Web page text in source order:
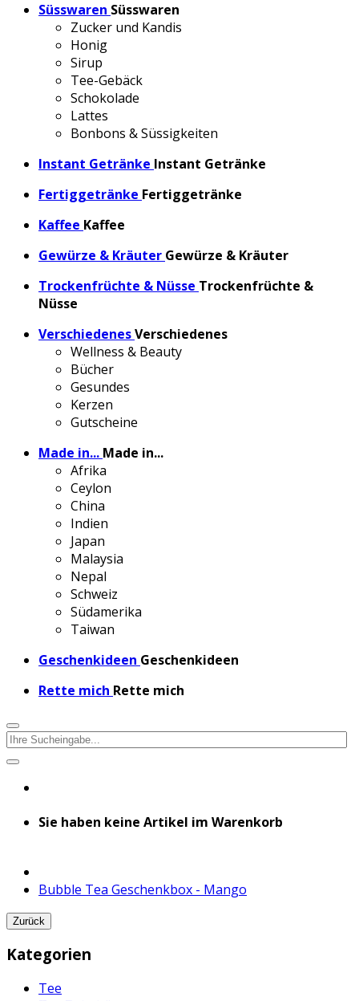
Süsswaren Süsswaren
Zucker und Kandis
Honig
Sirup
Tee-Gebäck
Schokolade
Lattes
Bonbons & Süssigkeiten
Instant Getränke Instant Getränke
Fertiggetränke Fertiggetränke
Kaffee Kaffee
Gewürze & Kräuter Gewürze & Kräuter
Trockenfrüchte & Nüsse Trockenfrüchte &
Nüsse
VerschiedenesVerschiedenes
Wellness & Beauty
Bücher
Gesundes
Kerzen
Gutscheine
Made in... Made in...
Afrika
Ceylon
China
Indien
Japan
Malaysia
Nepal
Schweiz
Südamerika
Taiwan
Geschenkideen Geschenkideen
Rette mich Rette mich
Sie haben keine Artikel im Warenkorb
Bubble Tea Geschenkbox - Mango
Zurück
Kategorien
Tee